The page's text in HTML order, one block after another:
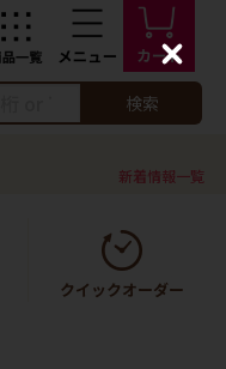
検索
新着情報一覧
C
l
s